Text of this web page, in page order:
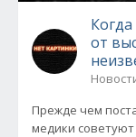
от
Прежде чем
медики